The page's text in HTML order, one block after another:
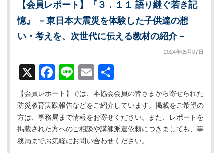
【会員レポート】『３．１１ 語り継ぐ若き記
憶』 －東日本大震災を体験した子供達の想
い・考えを、次世代に伝える教材の紹介－
2024年05月07日
X Facebook
LineEmail
有
【会員レポート】では、本協会会員の皆さまから寄せられた
防災教育実践報告などをご紹介しています。掲載をご希望の
方は、事務局まで情報をお寄せください。また、レポートを
掲載された方へのご相談や講師派遣依頼につきましても、事
務局までお気軽にお問い合わせください。